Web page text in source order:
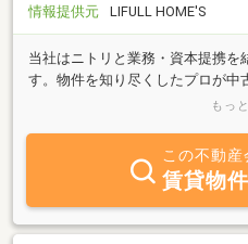
情報提供元
LIFULL HOME'S
当社はニトリと業務・資本提携
す。物件を知り尽くしたプロが中
ックし、自社規格に沿って丁寧に
もっ
この不動産
賃貸物